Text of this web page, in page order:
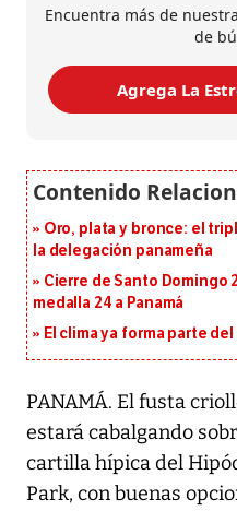
Encuentra más de
de
Agrega La
Oro, plata y bronce: el
la delegación panameña
Cierre de Santo Domingo
medalla 24 a Panamá
El clima ya forma parte
PANAMÁ. El fusta
estará cabalgando
cartilla hípica del
Park, con buenas